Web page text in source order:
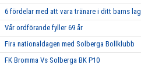
6 fördelar med att vara tränare i ditt barns lag
Vår ordförande fyller 69 år
Fira nationaldagen med Solberga Bollklubb
FK Bromma Vs Solberga BK P10